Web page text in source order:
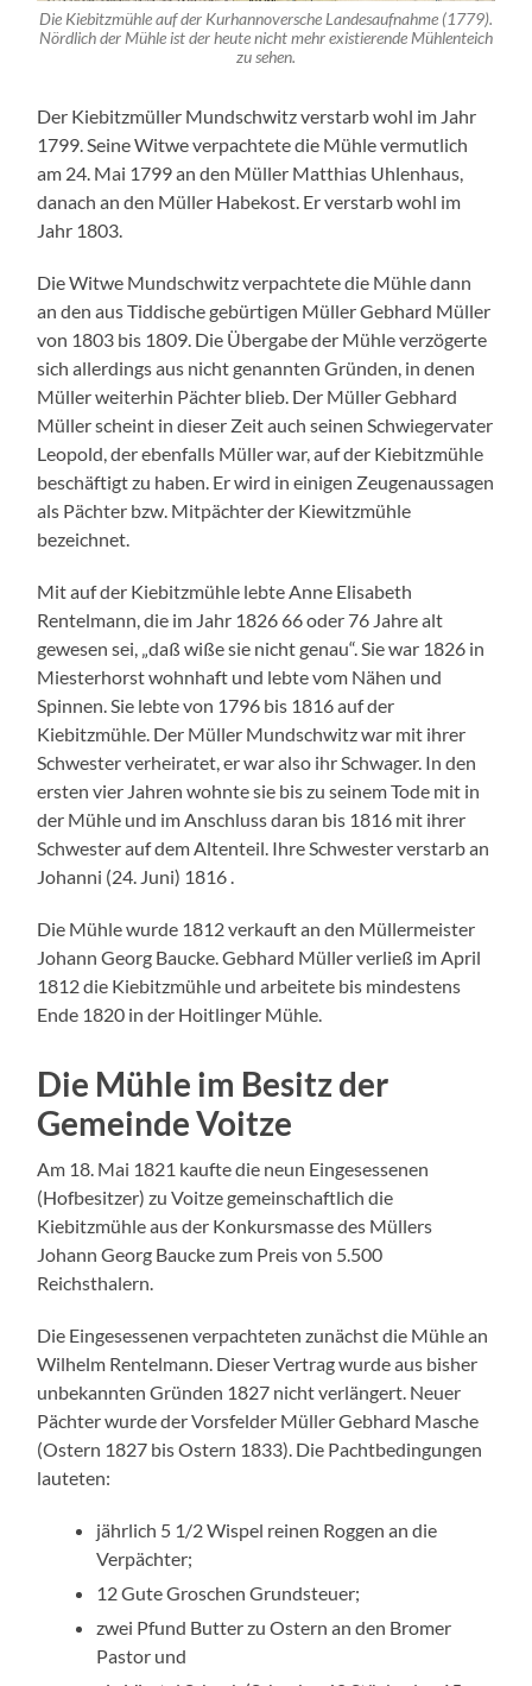
Die Kiebitzmühle auf der Kurhannoversche Landesaufnahme (1779).
Nördlich der Mühle ist der heute nicht mehr existierende Mühlenteich
zu sehen.
Der Kiebitzmüller Mundschwitz verstarb wohl im Jahr
1799. Seine Witwe verpachtete die Mühle vermutlich
am 24. Mai 1799 an den Müller Matthias Uhlenhaus,
danach an den Müller Habekost. Er verstarb wohl im
Jahr 1803.
Die Witwe Mundschwitz verpachtete die Mühle dann
an den aus Tiddische gebürtigen Müller Gebhard Müller
von 1803 bis 1809. Die Übergabe der Mühle verzögerte
sich allerdings aus nicht genannten Gründen, in denen
Müller weiterhin Pächter blieb. Der Müller Gebhard
Müller scheint in dieser Zeit auch seinen Schwiegervater
Leopold, der ebenfalls Müller war, auf der Kiebitzmühle
beschäftigt zu haben. Er wird in einigen Zeugenaussagen
als Pächter bzw. Mitpächter der Kiewitzmühle
bezeichnet.
Mit auf der Kiebitzmühle lebte Anne Elisabeth
Rentelmann, die im Jahr 1826 66 oder 76 Jahre alt
gewesen sei, „daß wiße sie nicht genau“. Sie war 1826 in
Miesterhorst wohnhaft und lebte vom Nähen und
Spinnen. Sie lebte von 1796 bis 1816 auf der
Kiebitzmühle. Der Müller Mundschwitz war mit ihrer
Schwester verheiratet, er war also ihr Schwager. In den
ersten vier Jahren wohnte sie bis zu seinem Tode mit in
der Mühle und im Anschluss daran bis 1816 mit ihrer
Schwester auf dem Altenteil. Ihre Schwester verstarb an
Johanni (24. Juni) 1816 .
Die Mühle wurde 1812 verkauft an den Müllermeister
Johann Georg Baucke. Gebhard Müller verließ im April
1812 die Kiebitzmühle und arbeitete bis mindestens
Ende 1820 in der Hoitlinger Mühle.
Die Mühle im Besitz der
Gemeinde Voitze
Am 18. Mai 1821 kaufte die neun Eingesessenen
(Hofbesitzer) zu Voitze gemeinschaftlich die
Kiebitzmühle aus der Konkursmasse des Müllers
Johann Georg Baucke zum Preis von 5.500
Reichsthalern.
Die Eingesessenen verpachteten zunächst die Mühle an
Wilhelm Rentelmann. Dieser Vertrag wurde aus bisher
unbekannten Gründen 1827 nicht verlängert. Neuer
Pächter wurde der Vorsfelder Müller Gebhard Masche
(Ostern 1827 bis Ostern 1833). Die Pachtbedingungen
lauteten:
jährlich 5 1/2 Wispel reinen Roggen an die
Verpächter;
12 Gute Groschen Grundsteuer;
zwei Pfund Butter zu Ostern an den Bromer
Pastor und